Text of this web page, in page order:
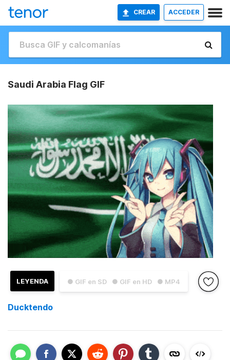
CREAR ACCEDER
Saudi Arabia Flag GIF
● GIF en SD ● GIF en HD ● MP4
LEYENDA
Ducktendo